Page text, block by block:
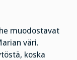
muodostavat
väri.
koska